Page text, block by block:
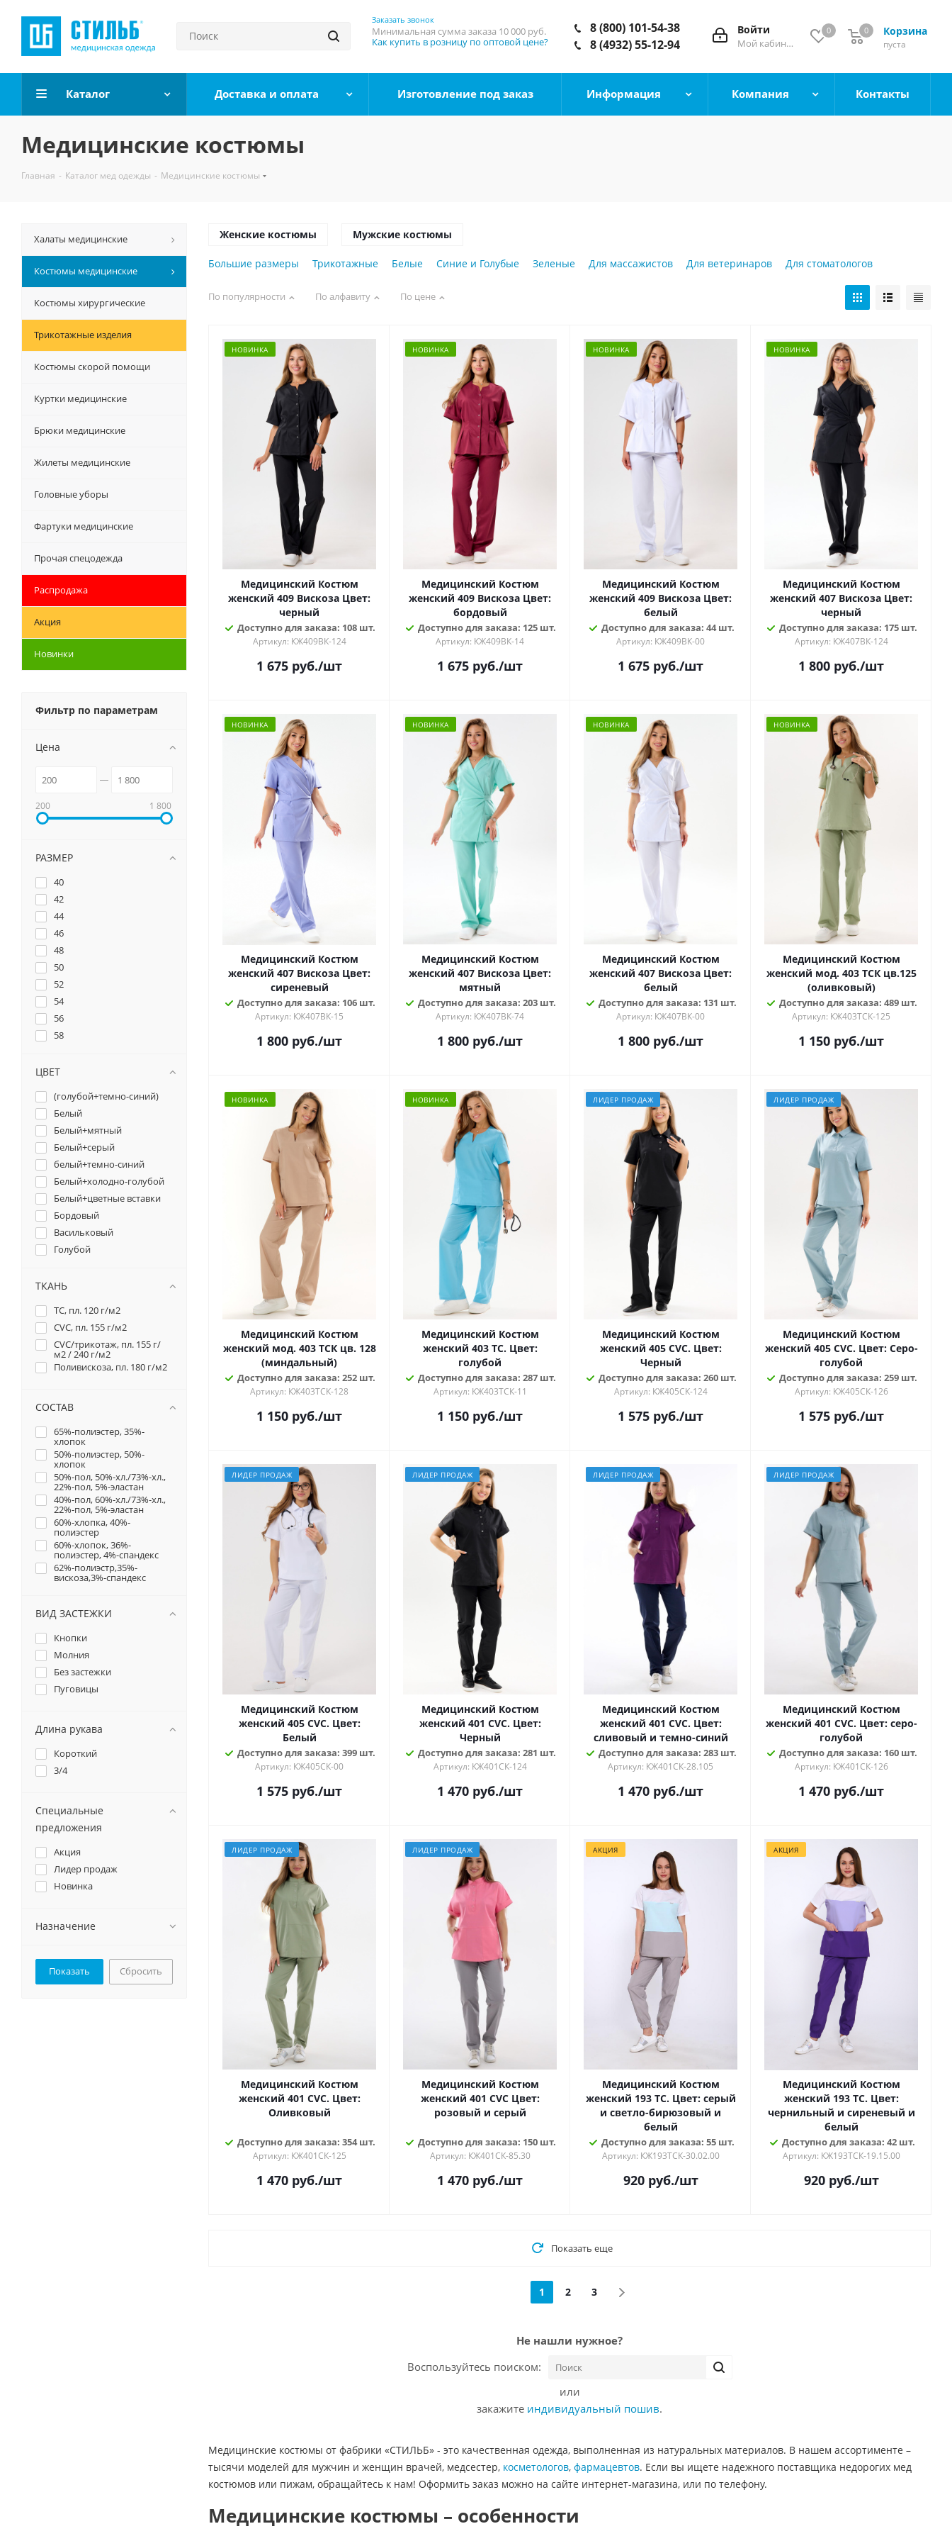
Заказать звонок
Минимальная сумма заказа 10 000 руб.
Как купить в розницу по оптовой цене?
0 Корзина
пуста
0
Войти
Мой кабинет
8 (800) 101-54-38
8 (4932) 55-12-94
Каталог Доставка и оплата Изготовление под заказ Информация Компания Контакты
Медицинские костюмы
Главная - Каталог мед одежды - Медицинские костюмы
Женские костюмы Мужские костюмы
Большие размеры Трикотажные Белые Синие и Голубые Зеленые Для массажистов Для ветеринаров Для стоматологов
По популярности По алфавиту По цене
НОВИНКА
Медицинский Костюм
женский 409 Вискоза Цвет:
черный
Доступно для заказа: 108 шт.
Артикул: КЖ409ВК-124
1 675 руб./шт
НОВИНКА
Медицинский Костюм
женский 409 Вискоза Цвет:
бордовый
Доступно для заказа: 125 шт.
Артикул: КЖ409ВК-14
1 675 руб./шт
НОВИНКА
Медицинский Костюм
женский 409 Вискоза Цвет:
белый
Доступно для заказа: 44 шт.
Артикул: КЖ409ВК-00
1 675 руб./шт
НОВИНКА
Медицинский Костюм
женский 407 Вискоза Цвет:
черный
Доступно для заказа: 175 шт.
Артикул: КЖ407ВК-124
1 800 руб./шт
НОВИНКА
Медицинский Костюм
женский 407 Вискоза Цвет:
сиреневый
Доступно для заказа: 106 шт.
Артикул: КЖ407ВК-15
1 800 руб./шт
НОВИНКА
Медицинский Костюм
женский 407 Вискоза Цвет:
мятный
Доступно для заказа: 203 шт.
Артикул: КЖ407ВК-74
1 800 руб./шт
НОВИНКА
Медицинский Костюм
женский 407 Вискоза Цвет:
белый
Доступно для заказа: 131 шт.
Артикул: КЖ407ВК-00
1 800 руб./шт
НОВИНКА
Медицинский Костюм
женский мод. 403 ТСК цв.125
(оливковый)
Доступно для заказа: 489 шт.
Артикул: КЖ403ТСК-125
1 150 руб./шт
НОВИНКА
Медицинский Костюм
женский мод. 403 ТСК цв. 128
(миндальный)
Доступно для заказа: 252 шт.
Артикул: КЖ403ТСК-128
1 150 руб./шт
НОВИНКА
Медицинский Костюм
женский 403 ТС. Цвет:
голубой
Доступно для заказа: 287 шт.
Артикул: КЖ403ТСК-11
1 150 руб./шт
ЛИДЕР ПРОДАЖ
Медицинский Костюм
женский 405 CVC. Цвет:
Черный
Доступно для заказа: 260 шт.
Артикул: КЖ405СК-124
1 575 руб./шт
ЛИДЕР ПРОДАЖ
Медицинский Костюм
женский 405 CVC. Цвет: Серо-
голубой
Доступно для заказа: 259 шт.
Артикул: КЖ405СК-126
1 575 руб./шт
ЛИДЕР ПРОДАЖ
Медицинский Костюм
женский 405 CVC. Цвет:
Белый
Доступно для заказа: 399 шт.
Артикул: КЖ405СК-00
1 575 руб./шт
ЛИДЕР ПРОДАЖ
Медицинский Костюм
женский 401 CVC. Цвет:
Черный
Доступно для заказа: 281 шт.
Артикул: КЖ401СК-124
1 470 руб./шт
ЛИДЕР ПРОДАЖ
Медицинский Костюм
женский 401 CVC. Цвет:
сливовый и темно-синий
Доступно для заказа: 283 шт.
Артикул: КЖ401СК-28.105
1 470 руб./шт
ЛИДЕР ПРОДАЖ
Медицинский Костюм
женский 401 CVC. Цвет: серо-
голубой
Доступно для заказа: 160 шт.
Артикул: КЖ401СК-126
1 470 руб./шт
ЛИДЕР ПРОДАЖ
Медицинский Костюм
женский 401 CVC. Цвет:
Оливковый
Доступно для заказа: 354 шт.
Артикул: КЖ401СК-125
1 470 руб./шт
ЛИДЕР ПРОДАЖ
Медицинский Костюм
женский 401 CVC Цвет:
розовый и серый
Доступно для заказа: 150 шт.
Артикул: КЖ401СК-85.30
1 470 руб./шт
АКЦИЯ
Медицинский Костюм
женский 193 ТС. Цвет: серый
и светло-бирюзовый и
белый
Доступно для заказа: 55 шт.
Артикул: КЖ193ТСК-30.02.00
920руб./шт
АКЦИЯ
Медицинский Костюм
женский 193 ТС. Цвет:
чернильный и сиреневый и
белый
Доступно для заказа: 42 шт.
Артикул: КЖ193ТСК-19.15.00
920руб./шт
Показать еще
1 2 3
Не нашли нужное?
Воспользуйтесь поиском:
или
закажите индивидуальный пошив.
Медицинские костюмы от фабрики «СТИЛЬБ» - это качественная одежда, выполненная из натуральных материалов. В нашем ассортименте –
тысячи моделей для мужчин и женщин врачей, медсестер, косметологов, фармацевтов. Если вы ищете надежного поставщика недорогих мед
костюмов или пижам, обращайтесь к нам! Оформить заказ можно на сайте интернет-магазина, или по телефону.
Медицинские костюмы – особенности
Халаты медицинские
Костюмы медицинские
Костюмы хирургические
Трикотажные изделия
Костюмы скорой помощи
Куртки медицинские
Брюки медицинские
Жилеты медицинские
Головные уборы
Фартуки медицинские
Прочая спецодежда
Распродажа
Акция
Новинки
Фильтр по параметрам
Цена
200 1 800
РАЗМЕР
40
42
44
46
48
50
52
54
56
58
62
66
ЦВЕТ
(голубой+темно-синий)
Белый
Белый+мятный
Белый+серый
белый+темно-синий
Белый+холодно-голубой
Белый+цветные вставки
Бордовый
Васильковый
Голубой
Зеленое яблоко
Комбинированный
Коралловый
Красный
Красный+черный
Миндальный
Оливковый
Розовый
Розовый+серый
Светло-бирюзовый
Серо-голубой
Серый
Серый+васильковый
Серый+светло-
бирюзовый+белый
Синий
Сливовый+темно-синий
синий+лососевый+белый
фуксия+черный
Черный
ТКАНЬ
TC, пл. 120 г/м2
CVC, пл. 155 г/м2
CVC/трикотаж, пл. 155 г/
м2 / 240 г/м2
Поливискоза, пл. 180 г/м2
СОСТАВ
65%-полиэстер, 35%-
хлопок
50%-полиэстер, 50%-
хлопок
50%-пол, 50%-хл./73%-хл.,
22%-пол, 5%-эластан
40%-пол, 60%-хл./73%-хл.,
22%-пол, 5%-эластан
60%-хлопка, 40%-
полиэстер
60%-хлопок, 36%-
полиэстер, 4%-спандекс
62%-полиэстр,35%-
вискоза,3%-спандекс
ВИД ЗАСТЕЖКИ
Кнопки
Молния
Без застежки
Пуговицы
Длина рукава
Короткий
3/4
Специальные
предложения
Акция
Лидер продаж
Новинка
Назначение
Сбросить